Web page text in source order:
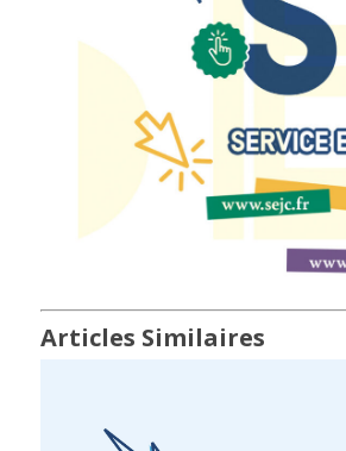
Articles Similaires